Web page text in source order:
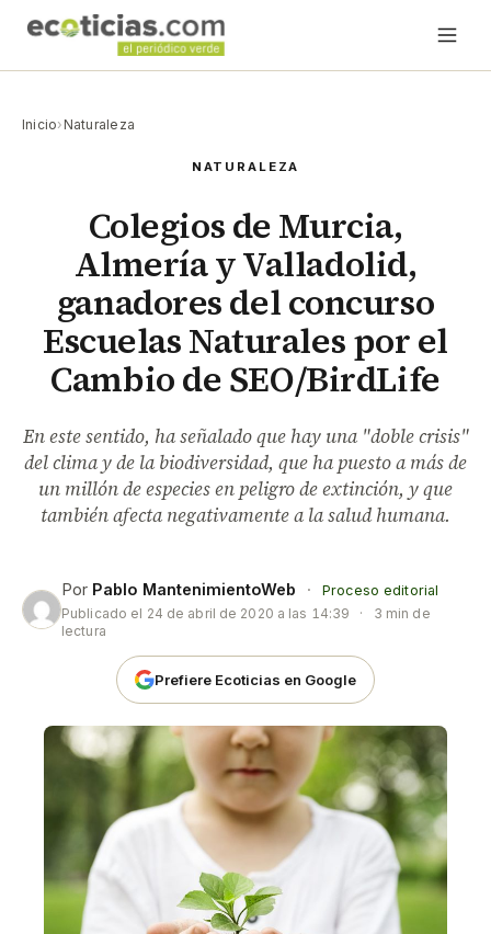
Inicio› Naturaleza
NATURALEZA
Colegios de Murcia,
Almería y Valladolid,
ganadores del concurso
Escuelas Naturales por el
Cambio de SEO/BirdLife
En este sentido, ha señalado que hay una "doble crisis"
del clima y de la biodiversidad, que ha puesto a más de
un millón de especies en peligro de extinción, y que
también afecta negativamente a la salud humana.
Por Pablo MantenimientoWeb ·
Proceso editorial
Publicado el 24 de abril de 2020 a las 14:39 ·
3 min de
lectura
Prefiere Ecoticias en Google